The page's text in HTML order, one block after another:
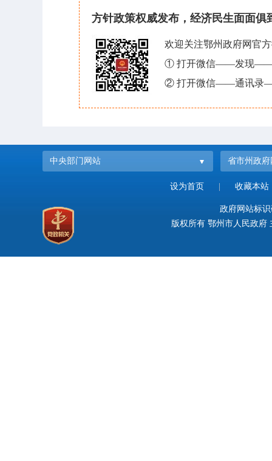
方针政策权威发布，经济民生面面俱
欢迎关注鄂州政府网官
① 打开微信——发现——
② 打开微信——通讯录
中央部门网站 省市州政府
设为首页 收藏本站
政府网站标
版权所有 鄂州市人民政府